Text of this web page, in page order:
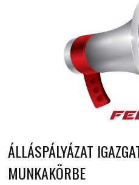
ÁLLÁSPÁLYÁZAT
MUNKAKÖRBE